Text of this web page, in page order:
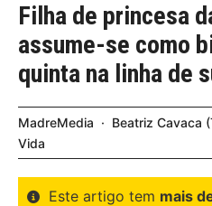
Filha de princesa
assume-se como
quinta na linha de
MadreMedia Beatriz Cavaca
Vida
Este artigo tem mais